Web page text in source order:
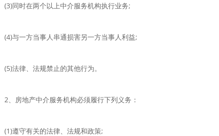
(3)同时在两个以上中介服务机构执行业务;
(4)与一方当事人串通损害另一方当事人利益;
(5)法律、法规禁止的其他行为。
2、房地产中介服务机构必须履行下列义务：
(1)遵守有关的法律、法规和政策;